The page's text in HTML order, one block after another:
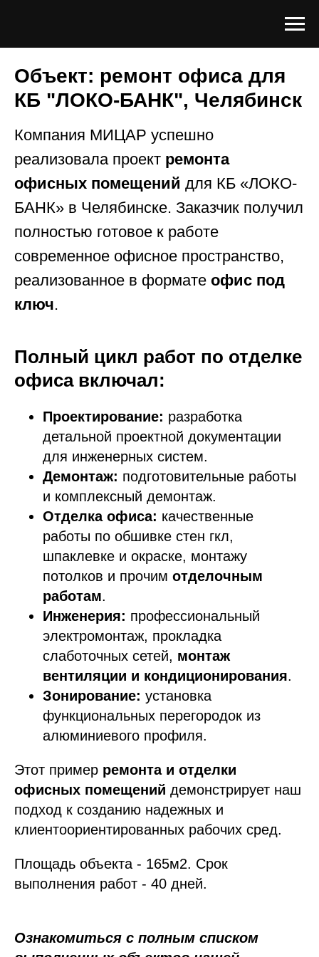
Объект: ремонт офиса для
КБ "ЛОКО-БАНК", Челябинск
Компания МИЦАР успешно
реализовала проект ремонта
офисных помещений для КБ «ЛОКО-
БАНК» в Челябинске. Заказчик получил
полностью готовое к работе
современное офисное пространство,
реализованное в формате офис под
ключ.
Полный цикл работ по отделке
офиса включал:
Проектирование: разработка
детальной проектной документации
для инженерных систем.
Демонтаж: подготовительные работы
и комплексный демонтаж.
Отделка офиса: качественные
работы по обшивке стен гкл,
шпаклевке и окраске, монтажу
потолков и прочим отделочным
работам.
Инженерия: профессиональный
электромонтаж, прокладка
слаботочных сетей, монтаж
вентиляции и кондиционирования.
Зонирование: установка
функциональных перегородок из
алюминиевого профиля.
Этот пример ремонта и отделки
офисных помещений демонстрирует наш
подход к созданию надежных и
клиентоориентированных рабочих сред.
Площадь объекта - 165м2. Срок
выполнения работ - 40 дней.
Ознакомиться с полным списком